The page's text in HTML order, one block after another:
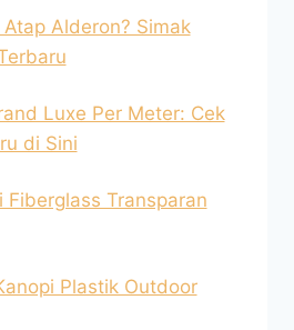
Alderon? Simak
Luxe Per Meter: Cek
di Sini
Fiberglass Transparan
Plastik Outdoor